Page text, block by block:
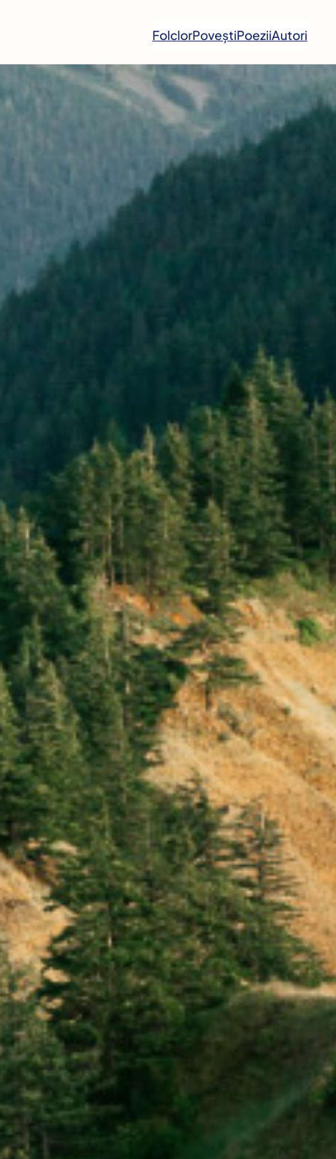
FolclorPoveștiPoeziiAutori